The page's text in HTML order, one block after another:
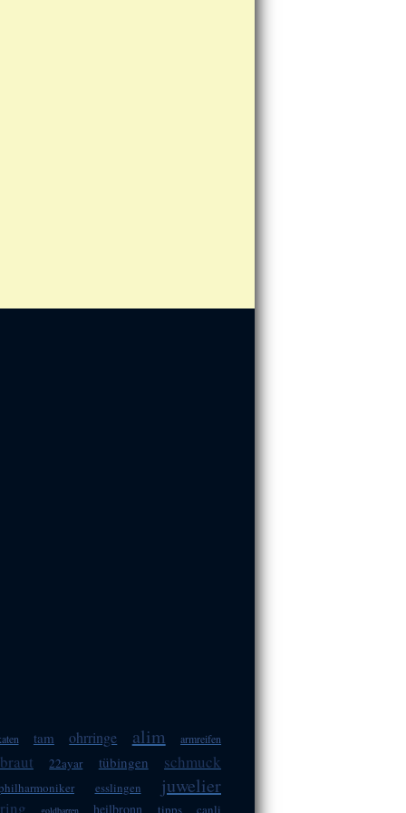
tam ohrringe alim armreifen
braut 22ayar tübingen schmuck
esslingen juwelier
ring goldbarren heilbronn tipps canli